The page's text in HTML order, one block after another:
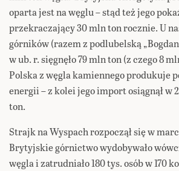
oparta jest na węglu – stąd też jego
przekraczający 30 mln ton rocznie. U
górników (razem z podlubelską
w ub. r. sięgnęło 79 mln ton (z czego 8
Polska z węgla kamiennego produkuje
energii – z kolei jego import osiągnął w
ton.
Strajk na Wyspach rozpoczął się w
Brytyjskie górnictwo wydobywało
węgla i zatrudniało 180 tys. osób w 170